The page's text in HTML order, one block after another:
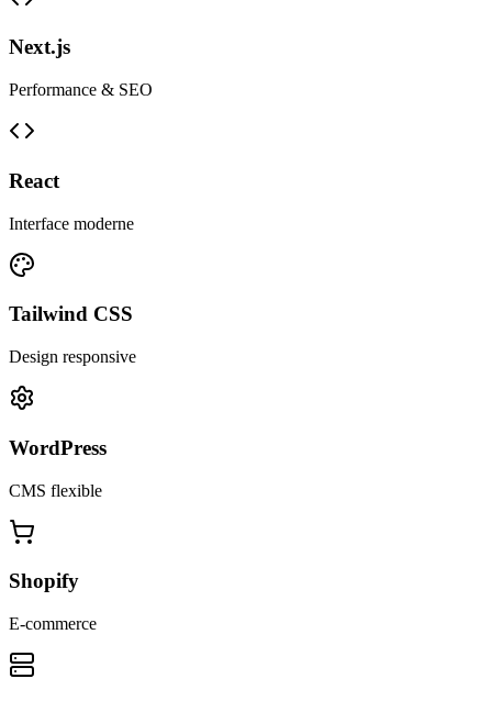
Next.js
Performance & SEO
React
Interface moderne
Tailwind CSS
Design responsive
WordPress
CMS flexible
Shopify
E-commerce